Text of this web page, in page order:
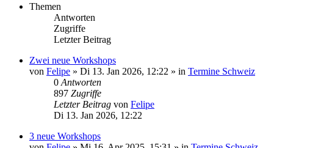
Themen
Antworten
Zugriffe
Letzter Beitrag
Zwei neue Workshops
von Felipe » Di 13. Jan 2026, 12:22 » in Termine Schweiz
0 Antworten
897 Zugriffe
Letzter Beitrag von Felipe
Di 13. Jan 2026, 12:22
3 neue Workshops